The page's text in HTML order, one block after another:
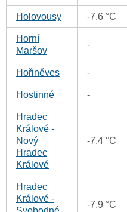
Holovousy -7.6 °C
Horní
Maršov
-
Hořiněves -
Hostinné -
Hradec
Králové -
Nový
Hradec
Králové
-7.4 °C
Hradec
Králové -
-7.9 °C